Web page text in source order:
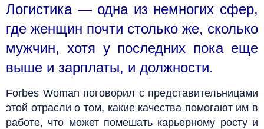
Логистика — одна из немногих сфер,
где женщин почти столько же, сколько
мужчин, хотя у последних пока еще
выше и зарплаты, и должности.
Forbes Woman поговорил с представительницами
этой отрасли о том, какие качества помогают им в
работе, что может помешать карьерному росту и